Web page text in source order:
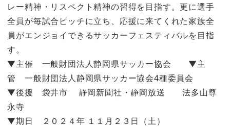
レー精神・リスペクト精神の習得を目指す。更に選手
全員が毎試合ピッチに立ち、応援に来てくれた家族全
員がエンジョイできるサッカーフェスティバルを目指
す。
▼主催 一般財団法人静岡県サッカー協会 ▼主
管 一般財団法人静岡県サッカー協会4種委員会
▼後援 袋井市 静岡新聞社・静岡放送 法多山尊
永寺
▼期日 ２０２４年 １１月２３日（土）